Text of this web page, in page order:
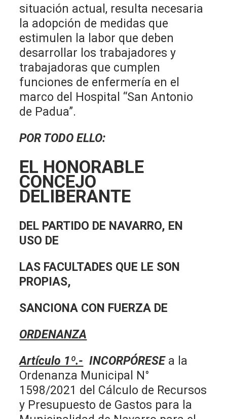
situación actual, resulta necesaria
la adopción de medidas que
estimulen la labor que deben
desarrollar los trabajadores y
trabajadoras que cumplen
funciones de enfermería en el
marco del Hospital “San Antonio
de Padua”.
POR TODO ELLO:
EL HONORABLE
CONCEJO
DELIBERANTE
DEL PARTIDO DE NAVARRO, EN
USO DE
LAS FACULTADES QUE LE SON
PROPIAS,
SANCIONA CON FUERZA DE
ORDENANZA
Artículo 1º.- INCORPÓRESEa la
Ordenanza Municipal N°
1598/2021 del Cálculo de Recursos
y Presupuesto de Gastos para la